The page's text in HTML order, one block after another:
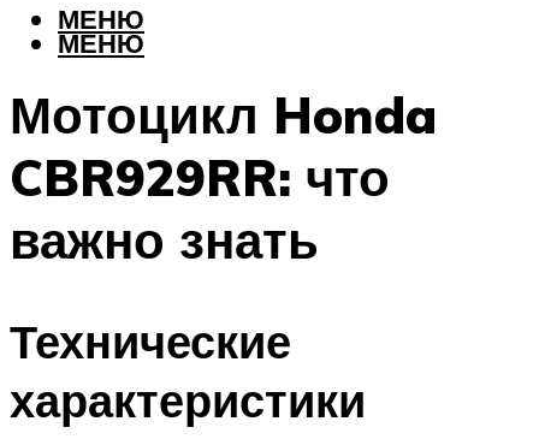
МЕНЮ
МЕНЮ
Мотоцикл Honda
CBR929RR: что
важно знать
Технические
характеристики